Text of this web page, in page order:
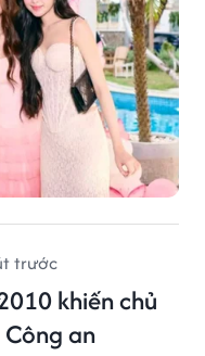
trước
khiến chủ
an